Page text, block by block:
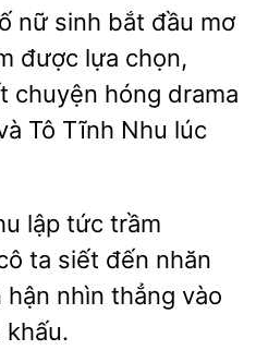
nữ sinh bắt đầu mơ
được lựa chọn,
hóng drama
Tô Tĩnh Nhu lúc
lập tức trầm
ta siết đến nhăn
hận nhìn thẳng vào
khấu.